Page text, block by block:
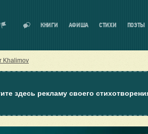
КНИГИ АФИША СТИХИ ПОЭТЫ
Khalimov
здесь рекламу своего